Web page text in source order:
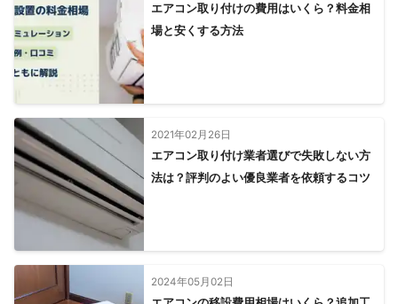
エアコン取り付けの費用はいくら？料金相
場と安くする方法
2021年02月26日
エアコン取り付け業者選びで失敗しない方
法は？評判のよい優良業者を依頼するコツ
2024年05月02日